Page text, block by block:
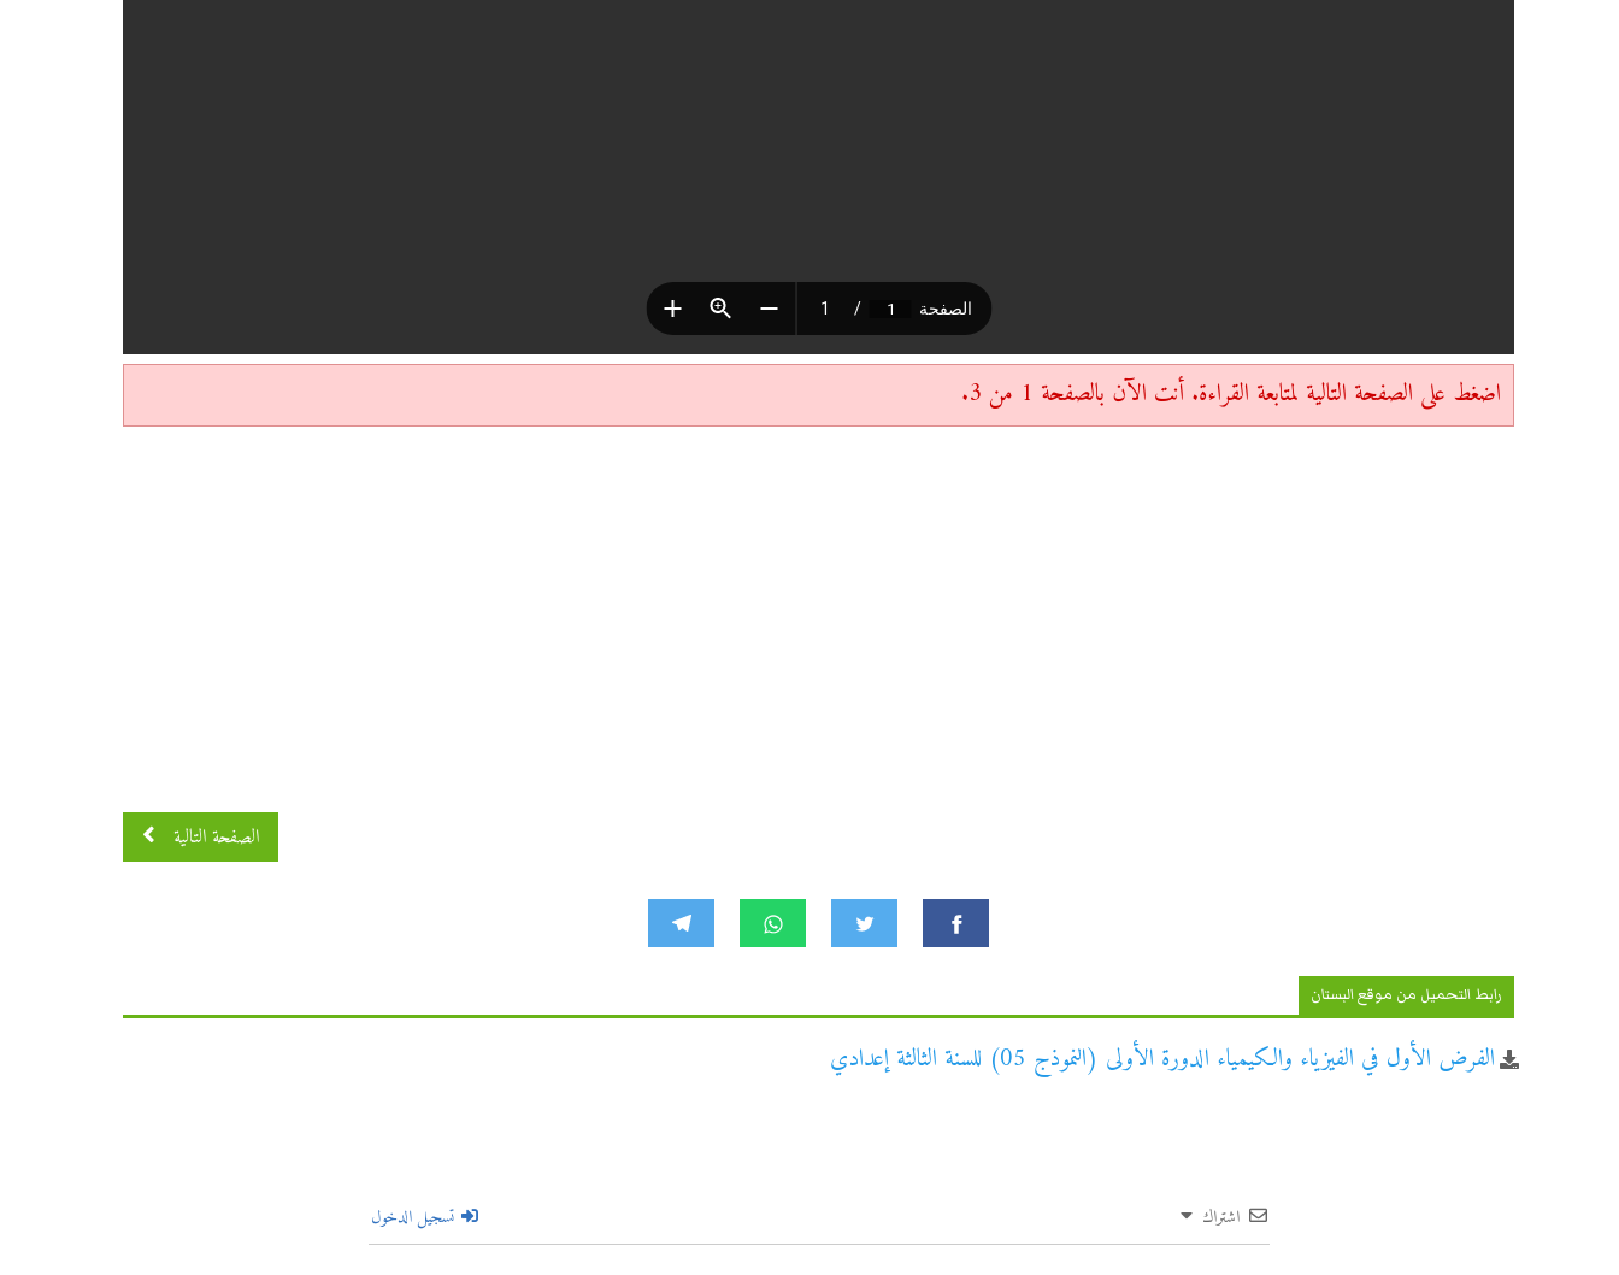
اضغط على الصفحة التالية لمتابعة القراءة. أنت الآن بالصفحة 1 من 3.
الصفحة التالية
رابط التحميل من موقع البستان
الفرض الأول في الفيزياء والكيمياء الدورة الأولى (النموذج 05) للسنة الثالثة إعدادي
اشتراك تسجيل الدخول